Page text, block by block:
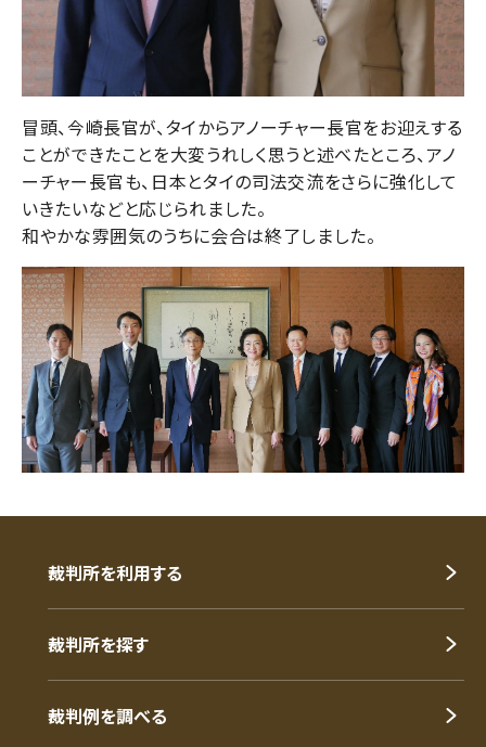
冒頭、今崎長官が、タイからアノーチャー長官をお迎えする
ことができたことを大変うれしく思うと述べたところ、アノ
ーチャー長官も、日本とタイの司法交流をさらに強化して
いきたいなどと応じられました。
和やかな雰囲気のうちに会合は終了しました。
裁判所を利用する
裁判所を探す
裁判例を調べる